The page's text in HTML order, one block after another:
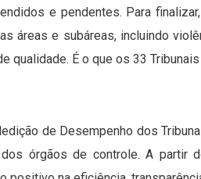
e pendentes. Para
áreas e subáreas, incluindo
qualidade. É o que os 33
de Desempenho dos
órgãos de controle. A partir